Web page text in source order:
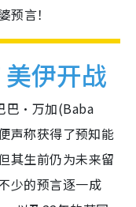
言！
伊开战
巴·万加(Baba
声称获得了预知能
其生前仍为未来留
少的预言逐一成